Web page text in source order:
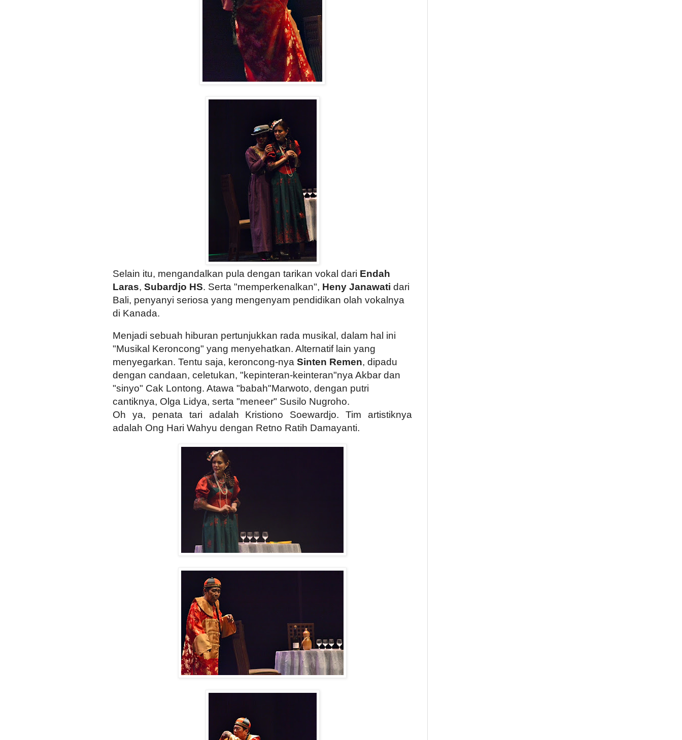
Selain itu, mengandalkan pula dengan tarikan vokal dari Endah
Laras, Subardjo HS. Serta "memperkenalkan", Heny Janawati dari
Bali, penyanyi seriosa yang mengenyam pendidikan olah vokalnya
di Kanada.
Menjadi sebuah hiburan pertunjukkan rada musikal, dalam hal ini
"Musikal Keroncong" yang menyehatkan. Alternatif lain yang
menyegarkan. Tentu saja, keroncong-nya Sinten Remen, dipadu
dengan candaan, celetukan, "kepinteran-keinteran"nya Akbar dan
"sinyo" Cak Lontong. Atawa "babah"Marwoto, dengan putri
cantiknya, Olga Lidya, serta "meneer" Susilo Nugroho.
Oh ya, penata tari adalah Kristiono Soewardjo. Tim artistiknya
adalah Ong Hari Wahyu dengan Retno Ratih Damayanti.